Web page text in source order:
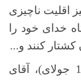
اقلیت ناچیزی
خدای خود را
کشتار کنند و...
از سوی دیگر در 23 تیرماه 1399 (13 جولای)، آقای